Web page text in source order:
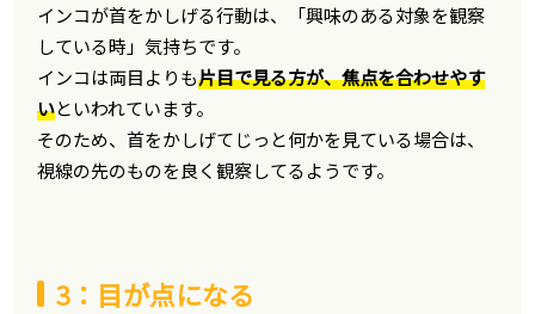
インコが首をかしげる行動は、「興味のある対象を観察
している時」気持ちです。
インコは両目よりも片目で見る方が、焦点を合わせやす
いといわれています。
そのため、首をかしげてじっと何かを見ている場合は、
視線の先のものを良く観察してるようです。
3：目が点になる